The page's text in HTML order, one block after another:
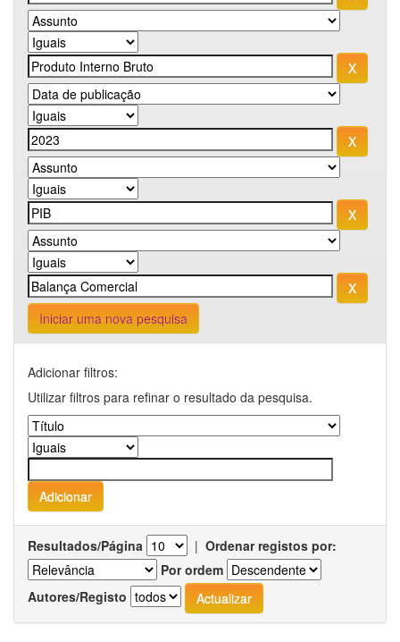
Iniciar uma nova pesquisa
Adicionar filtros:
Utilizar filtros para refinar o resultado da pesquisa.
Resultados/Página | Ordenar registos por:
Por ordem
Autores/Registo